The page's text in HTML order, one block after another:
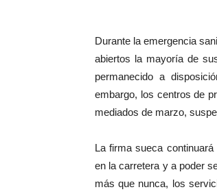
Durante la emergencia
abiertos la mayoría de
permanecido a
embargo, los centros de
mediados de marzo,
La firma sueca continuará
en la carretera y a poder
más que nunca, los